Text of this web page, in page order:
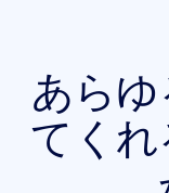
あらゆ
てくれ